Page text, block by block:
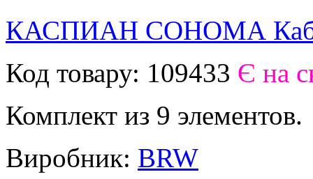
КАСПИАН СОНОМА
Код товару: 109433 Є на
Комплект из 9 элементов.
Виробник: BRW